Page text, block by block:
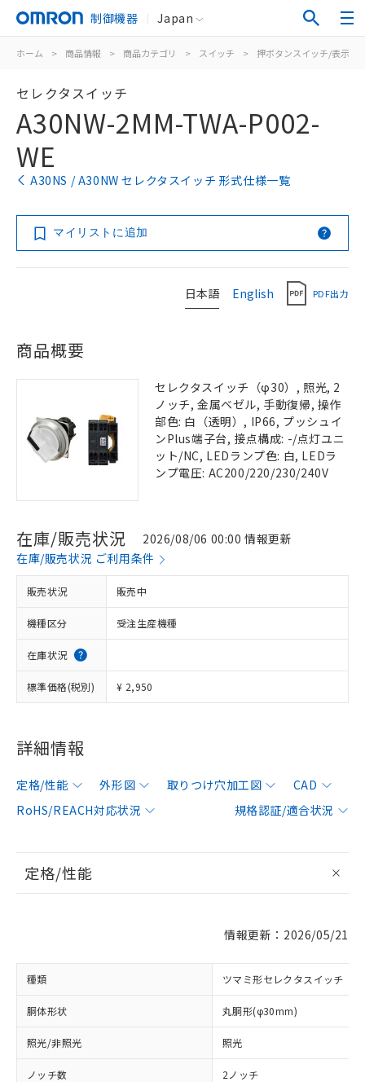
制御機器 Japan
ホーム > 商品情報 > 商品カテゴリ > スイッチ > 押ボタンスイッチ/表示灯
セレクタスイッチ
A30NW-2MM-TWA-P002-
WE
A30NS / A30NW セレクタスイッチ 形式仕様一覧
マイリストに追加
日本語 English PDF出力
商品概要
セレクタスイッチ（φ30）, 照光, 2
ノッチ, 金属ベゼル, 手動復帰, 操作
部色: 白（透明）, IP66, プッシュイ
ンPlus端子台, 接点構成: -/点灯ユニ
ット/NC, LEDランプ色: 白, LEDラ
ンプ電圧: AC200/220/230/240V
在庫/販売状況
2026/08/06 00:00 情報更新
在庫/販売状況 ご利用条件
販売状況 販売中
機種区分 受注生産機種
在庫状況
標準価格(税別) ¥ 2,950
詳細情報
定格/性能 外形図 取りつけ穴加工図
CAD
RoHS/REACH対応状況
規格認証/適合状況
定格/性能
情報更新：2026/05/21
種類 ツマミ形セレクタスイッチ
胴体形状 丸胴形(φ30mm)
照光/非照光 照光
ノッチ数 2ノッチ